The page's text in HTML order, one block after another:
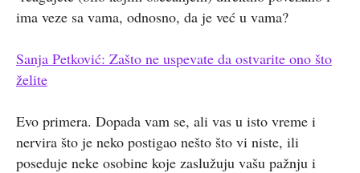
ima veze sa vama, odnosno, da je već u vama?
Sanja Petković: Zašto ne uspevate da ostvarite ono što
želite
Evo primera. Dopada vam se, ali vas u isto vreme i
nervira što je neko postigao nešto što vi niste, ili
poseduje neke osobine koje zaslužuju vašu pažnju i